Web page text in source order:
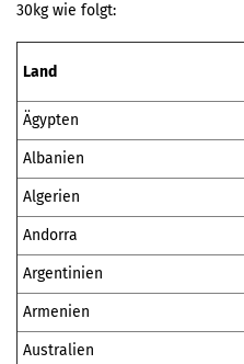
30kg wie folgt:
Land
Ägypten
Albanien
Algerien
Andorra
Argentinien
Armenien
Australien